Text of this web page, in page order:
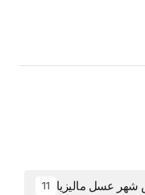
عسل ماليزيا 11